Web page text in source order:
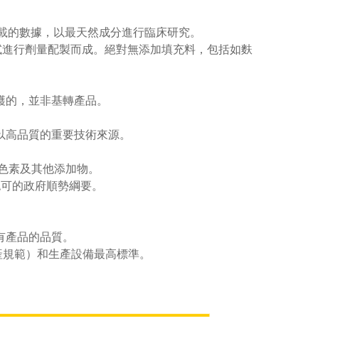
數據，以最天然成分進行臨床研究。
進行劑量配製而成。絕對無添加填充料，包括如麩
，並非基轉產品。
品質的重要技術來源。
及其他添加物。
的政府順勢綱要。
品的品質。
範）和生產設備最高標準。